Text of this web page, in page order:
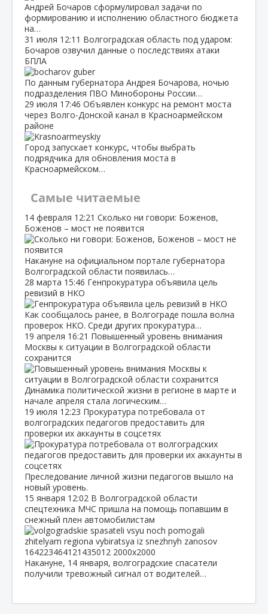
Андрей Бочаров сформулировал задачи по
формированию и исполнению областного бюджета
на…
31 июля 12:11 Волгоградская область под ударом:
Бочаров озвучил данные о последствиях атаки
БПЛА
По данным губернатора Андрея Бочарова, ночью
подразделения ПВО Минобороны России…
29 июля 17:46 Объявлен конкурс на ремонт моста
через Волго‑Донской канал в Красноармейском
районе
Город запускает конкурс, чтобы выбрать
подрядчика для обновления моста в
Красноармейском…
Самые читаемые
14 февраля 12:21 Сколько ни говори: Боженов,
Боженов – мост не появится
Накануне на официальном портале губернатора
Волгоградской области появилась…
28 марта 15:46 Генпрокуратура объявила цель
ревизий в НКО
Как сообщалось ранее, в Волгограде пошла волна
проверок НКО. Среди других прокуратура…
19 апреля 16:21 Повышенный уровень внимания
Москвы к ситуации в Волгоградской области
сохранится
Динамика политической жизни в регионе в марте и
начале апреля стала логическим…
19 июля 12:23 Прокуратура потребовала от
волгоградских педагогов предоставить для
проверки их аккаунты в соцсетях
Преследование личной жизни педагогов вышло на
новый уровень.
15 января 12:02 В Волгоградской области
спецтехника МЧС пришла на помощь попавшим в
снежный плен автомобилистам
Накануне, 14 января, волгоградские спасатели
получили тревожный сигнал от водителей…